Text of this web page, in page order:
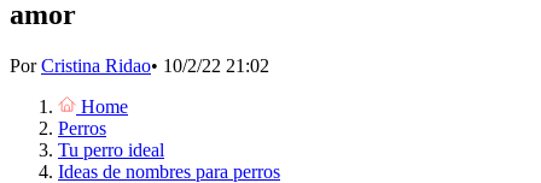
amor
PorCristina Ridao• 10/2/22 21:02
Home
Perros
Tu perro ideal
Ideas de nombres para perros